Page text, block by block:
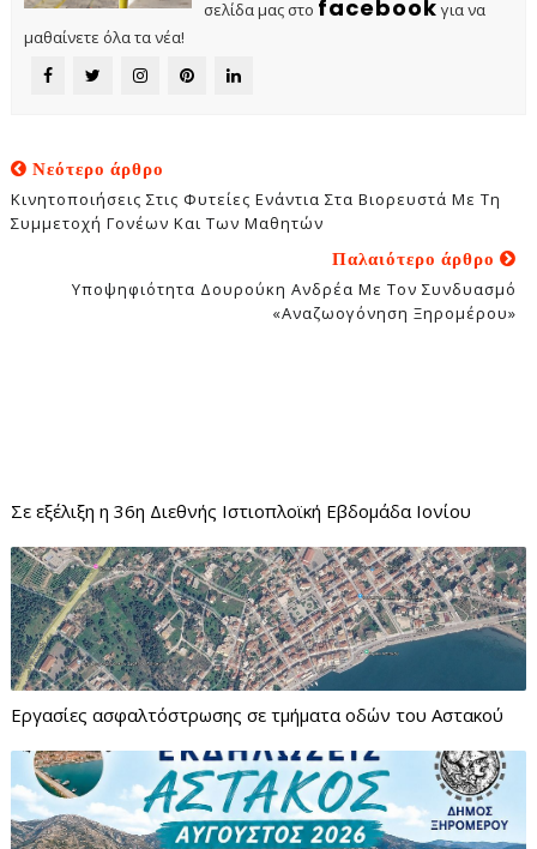
σελίδα μας στο facebook για να
μαθαίνετε όλα τα νέα!
Νεότερο άρθρο
Κινητοποιήσεις Στις Φυτείες Ενάντια Στα Βιορευστά Με Τη
Συμμετοχή Γονέων Και Των Μαθητών
Παλαιότερο άρθρο
Υποψηφιότητα Δουρούκη Ανδρέα Με Τον Συνδυασμό
«Αναζωογόνηση Ξηρομέρου»
Σε εξέλιξη η 36η Διεθνής Ιστιοπλοϊκή Εβδομάδα Ιονίου
Εργασίες ασφαλτόστρωσης σε τμήματα οδών του Αστακού